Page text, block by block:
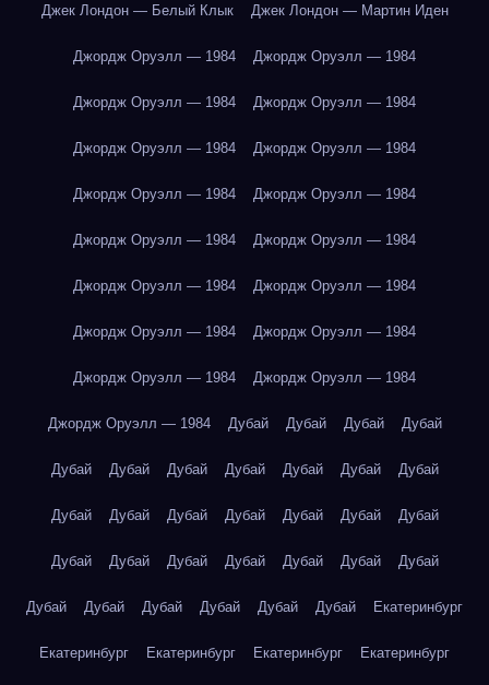
Джек Лондон — Белый Клык Джек Лондон — Мартин Иден
Джордж Оруэлл — 1984 Джордж Оруэлл — 1984
Джордж Оруэлл — 1984 Джордж Оруэлл — 1984
Джордж Оруэлл — 1984 Джордж Оруэлл — 1984
Джордж Оруэлл — 1984 Джордж Оруэлл — 1984
Джордж Оруэлл — 1984 Джордж Оруэлл — 1984
Джордж Оруэлл — 1984 Джордж Оруэлл — 1984
Джордж Оруэлл — 1984 Джордж Оруэлл — 1984
Джордж Оруэлл — 1984 Джордж Оруэлл — 1984
Джордж Оруэлл — 1984 Дубай Дубай Дубай Дубай
Дубай Дубай Дубай Дубай Дубай Дубай Дубай
Дубай Дубай Дубай Дубай Дубай Дубай Дубай
Дубай Дубай Дубай Дубай Дубай Дубай Дубай
Дубай Дубай Дубай Дубай Дубай Дубай Екатеринбург
Екатеринбург Екатеринбург Екатеринбург Екатеринбург